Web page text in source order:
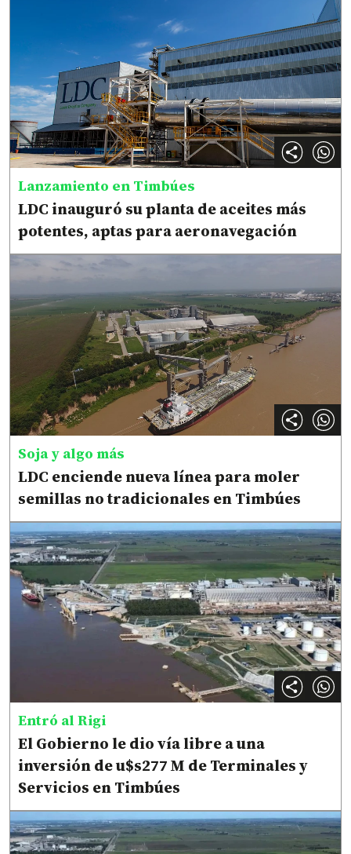
Lanzamiento en Timbúes
LDC inauguró su planta de aceites más
potentes, aptas para aeronavegación
Soja y algo más
LDC enciende nueva línea para moler
semillas no tradicionales en Timbúes
Entró al Rigi
El Gobierno le dio vía libre a una
inversión de u$s277 M de Terminales y
Servicios en Timbúes